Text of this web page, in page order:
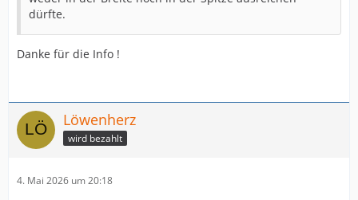
dürfte.
Danke für die Info !
Löwenherz
wird bezahlt
4. Mai 2026 um 20:18